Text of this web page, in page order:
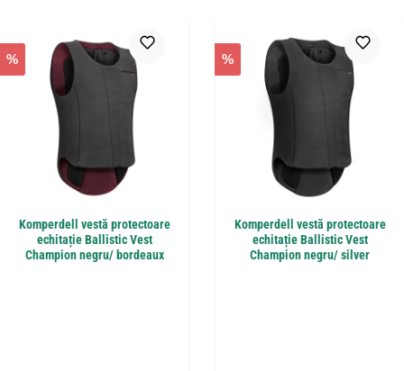
%
Komperdell vestă protectoare
echitație Ballistic Vest
Champion negru/ bordeaux
%
Komperdell vestă protectoare
echitație Ballistic Vest
Champion negru/ silver